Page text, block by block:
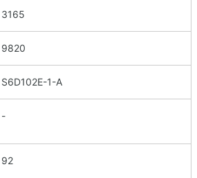
3165
9820
S6D102E-1-A
-
92